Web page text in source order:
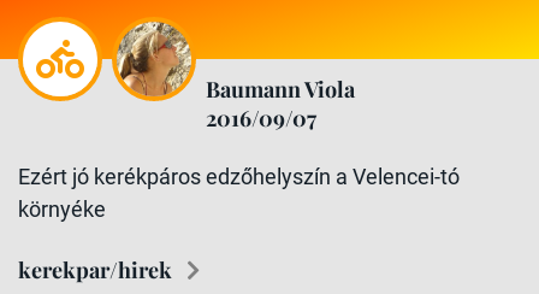
Baumann Viola
2016/09/07
Ezért jó kerékpáros edzőhelyszín a Velencei-tó
környéke
kerekpar/hirek